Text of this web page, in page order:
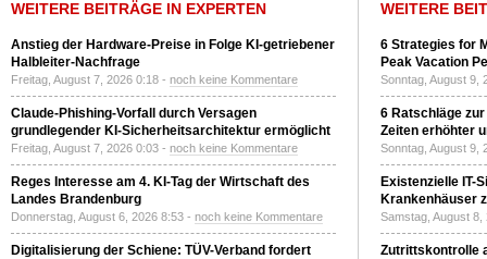
WEITERE BEITRÄGE IN EXPERTEN
Anstieg der Hardware-Preise in Folge KI-getriebener
Halbleiter-Nachfrage
Freitag, August 7, 2026 0:18 - noch keine Kommentare
Claude-Phishing-Vorfall durch Versagen
grundlegender KI-Sicherheitsarchitektur ermöglicht
Freitag, August 7, 2026 0:03 - noch keine Kommentare
Reges Interesse am 4. KI-Tag der Wirtschaft des
Landes Brandenburg
Donnerstag, August 6, 2026 8:53 - noch keine Kommentare
Digitalisierung der Schiene: TÜV-Verband fordert
WEITERE
6 Strategies for
Peak Vacation
Sonntag, August 9,
6 Ratschläge
Zeiten erhöhter
Sonntag, August 9,
Existenzielle IT-
Krankenhäuser
Samstag, August
Zutrittskontrolle